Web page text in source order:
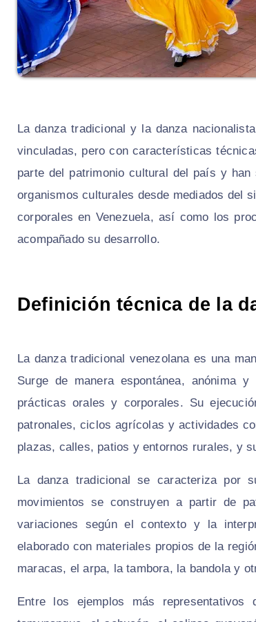
La danza tradicional y la danza
vinculadas, pero con características
parte del patrimonio cultural del país y
organismos culturales desde mediados del
corporales en Venezuela, así como los
acompañado su desarrollo.
Definición técnica de la
La danza tradicional venezolana es una
Surge de manera espontánea, anónima
prácticas orales y corporales. Su
patronales, ciclos agrícolas y actividades
plazas, calles, patios y entornos rurales, y
La danza tradicional se caracteriza por
movimientos se construyen a partir de
variaciones según el contexto y la
elaborado con materiales propios de la
maracas, el arpa, la tambora, la bandola y
Entre los ejemplos más